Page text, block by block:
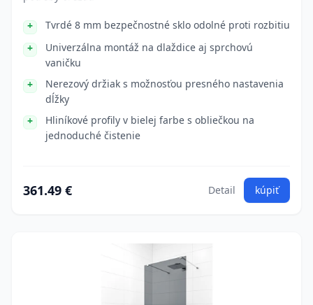
Tvrdé 8 mm bezpečnostné sklo odolné proti rozbitiu
Univerzálna montáž na dlaždice aj sprchovú
vaničku
Nerezový držiak s možnosťou presného nastavenia
dĺžky
Hliníkové profily v bielej farbe s obliečkou na
jednoduché čistenie
361.49 € Detail kúpiť